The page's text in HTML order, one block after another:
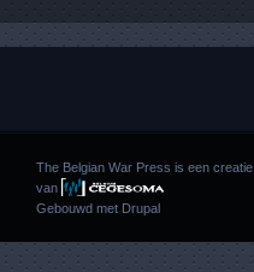
The Belgian War Press is een creatie
van
Gebouwd met Drupal